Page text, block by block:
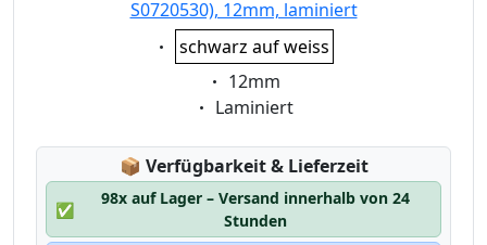
S0720530), 12mm, laminiert
Eigenschaft:
schwarz auf weiss
Eigenschaft:
12mm
Eigenschaft:
Laminiert
📦 Lagerstatus:
Verfügbarkeit & Lieferzeit
✅
98x auf Lager – Versand innerhalb von 24
Stunden